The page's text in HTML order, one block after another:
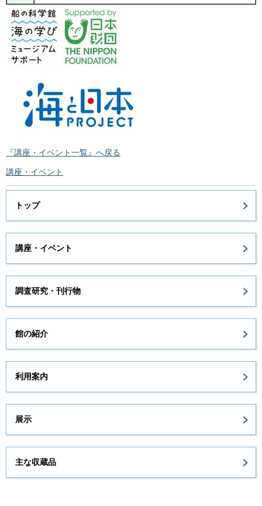
『講座・イベント一覧』へ戻る
講座・イベント
トップ
講座・イベント
調査研究・刊行物
館の紹介
利用案内
展示
主な収蔵品